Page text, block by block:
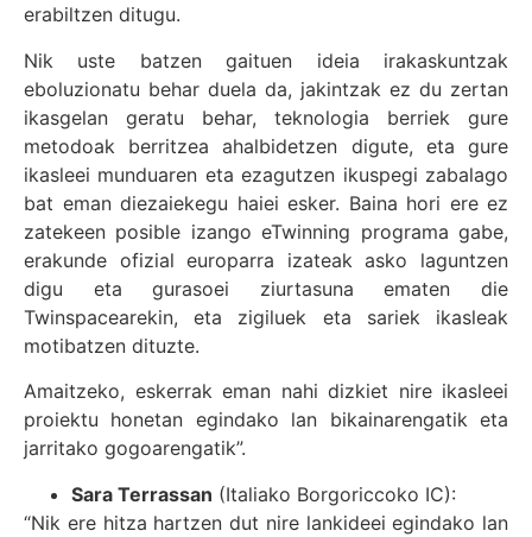
erabiltzen ditugu.
Nik uste batzen gaituen ideia irakaskuntzak
eboluzionatu behar duela da, jakintzak ez du zertan
ikasgelan geratu behar, teknologia berriek gure
metodoak berritzea ahalbidetzen digute, eta gure
ikasleei munduaren eta ezagutzen ikuspegi zabalago
bat eman diezaiekegu haiei esker. Baina hori ere ez
zatekeen posible izango eTwinning programa gabe,
erakunde ofizial europarra izateak asko laguntzen
digu eta gurasoei ziurtasuna ematen die
Twinspacearekin, eta zigiluek eta sariek ikasleak
motibatzen dituzte.
Amaitzeko, eskerrak eman nahi dizkiet nire ikasleei
proiektu honetan egindako lan bikainarengatik eta
jarritako gogoarengatik”.
Sara Terrassan (Italiako Borgoriccoko IC):
“Nik ere hitza hartzen dut nire lankideei egindako lan